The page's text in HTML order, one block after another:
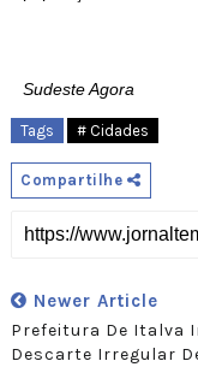
Sudeste Agora
Tags # Cidades
Compartilhe
Newer Article
Prefeitura De Italva
Descarte Irregular